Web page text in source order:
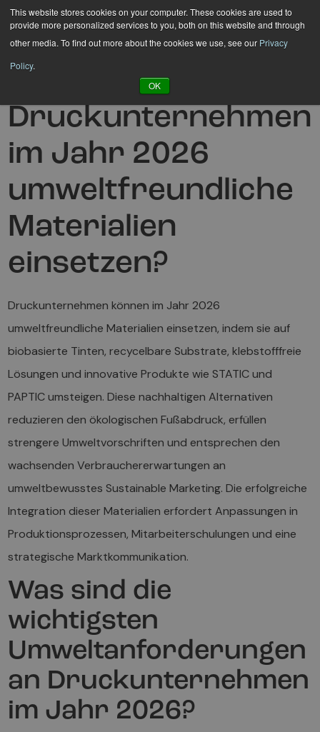
This website stores cookies on your computer. These cookies are used to
provide more personalized services to you, both on this website and through
other media. To find out more about the cookies we use, see our Privacy
Policy.
OK
Hyppää
sisältöön
Wie können
Druckunternehmen
im Jahr 2026
umweltfreundliche
Materialien
einsetzen?
Druckunternehmen können im Jahr 2026
umweltfreundliche Materialien einsetzen, indem sie auf
biobasierte Tinten, recycelbare Substrate, klebstofffreie
Lösungen und innovative Produkte wie STATIC und
PAPTIC umsteigen. Diese nachhaltigen Alternativen
reduzieren den ökologischen Fußabdruck, erfüllen
strengere Umweltvorschriften und entsprechen den
wachsenden Verbrauchererwartungen an
umweltbewusstes Sustainable Marketing. Die erfolgreiche
Integration dieser Materialien erfordert Anpassungen in
Produktionsprozessen, Mitarbeiterschulungen und eine
strategische Marktkommunikation.
Was sind die
wichtigsten
Umweltanforderungen
an Druckunternehmen
im Jahr 2026?